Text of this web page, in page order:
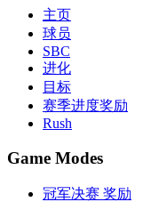
主页
球员
SBC
进化
目标
赛季进度奖励
Rush
Game Modes
冠军决赛 奖励